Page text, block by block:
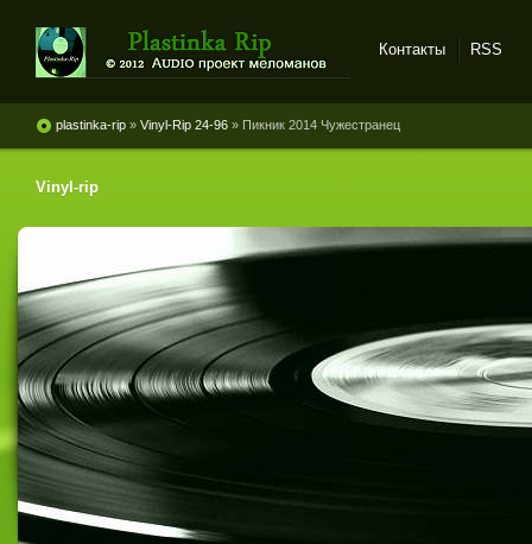
винила и магнитоальбомов
Контакты RSS
plastinka-rip » Vinyl-Rip 24-96 » Пикник 2014 Чужестранец
Vinyl-rip